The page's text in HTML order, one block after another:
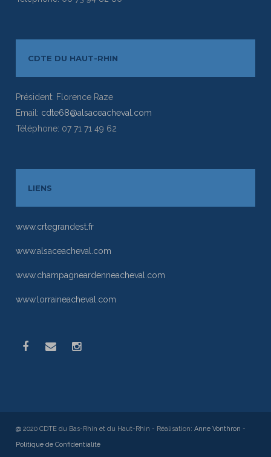
CDTE DU HAUT-RHIN
Président: Florence Raze
Email: cdte68@alsaceacheval.com
Téléphone: 07 71 71 49 62
LIENS
www.crtegrandest.fr
www.alsaceacheval.com
www.champagneardenneacheval.com
www.lorraineacheval.com
@ 2020 CDTE du Bas-Rhin et du Haut-Rhin - Réalisation:Anne Vonthron -
Politique de Confidentialité